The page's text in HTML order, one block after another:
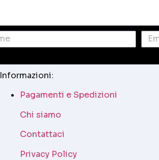
Informazioni:
Pagamenti e Spedizioni
Chi siamo
Contattaci
Privacy Policy